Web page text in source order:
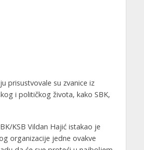
prisustvovale su zvanice iz
i političkog života, kako SBK,
KSB Vildan Hajić istakao je
organizacije jedne ovakve